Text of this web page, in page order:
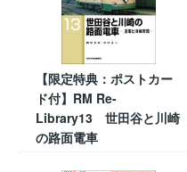
【限定特典：ポストカー
ド付】RM Re-
Library13 世田谷と川崎
の路面電車